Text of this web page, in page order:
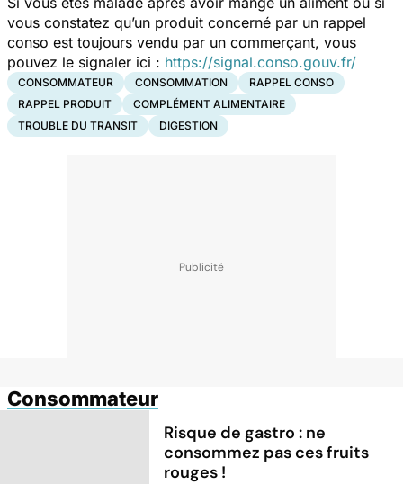
vous constatez qu’un produit concerné par un rappel
conso est toujours vendu par un commerçant, vous
pouvez le signaler ici : https://signal.conso.gouv.fr/
CONSOMMATEUR CONSOMMATION
RAPPEL CONSO
RAPPEL PRODUIT
COMPLÉMENT ALIMENTAIRE
TROUBLE DU TRANSIT
DIGESTION
Consommateur
Risque de gastro : ne
consommez pas ces fruits
rouges !